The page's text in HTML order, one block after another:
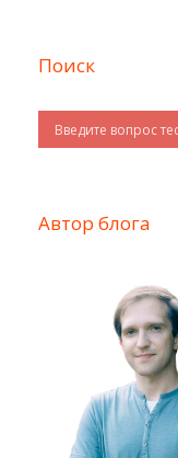
Поиск
Автор блога